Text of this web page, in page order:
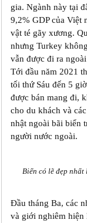
gia. Ngành này tại
9,2% GDP của Việt
vật té gãy xương.
nhưng Turkey
vẫn được đi ra
Tới đầu năm 2021
tối thứ Sáu đến 5
được bán mang đi,
cho du khách và
nhật ngoài bãi biển
người nước ngoài.
Biển có lẽ đẹp
Đầu tháng Ba, các
và giới nghiêm hiện